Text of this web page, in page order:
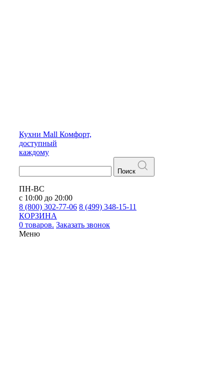
Кухни Mall Комфорт,
доступный
каждому
Поиск
ПН-ВС
с 10:00 до 20:00
8 (800) 302-77-06 8 (499) 348-15-11
КОРЗИНА
0 товаров. Заказать звонок
Меню